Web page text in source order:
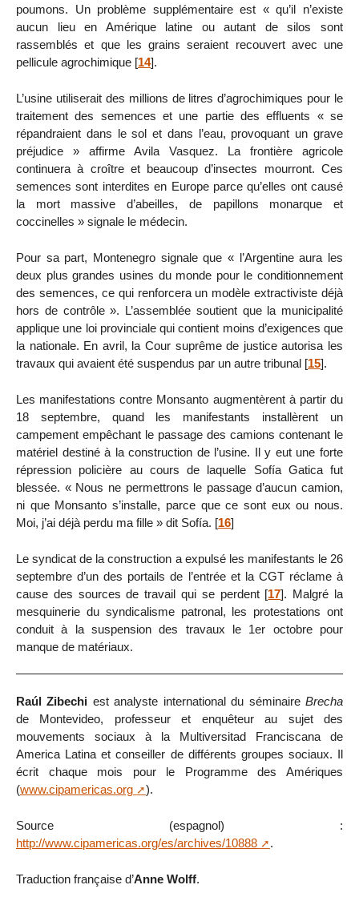
poumons. Un problème supplémentaire est « qu’il n’existe
aucun lieu en Amérique latine ou autant de silos sont
rassemblés et que les grains seraient recouvert avec une
pellicule agrochimique [14].
L’usine utiliserait des millions de litres d’agrochimiques pour le
traitement des semences et une partie des effluents « se
répandraient dans le sol et dans l’eau, provoquant un grave
préjudice » affirme Avila Vasquez. La frontière agricole
continuera à croître et beaucoup d’insectes mourront. Ces
semences sont interdites en Europe parce qu’elles ont causé
la mort massive d’abeilles, de papillons monarque et
coccinelles » signale le médecin.
Pour sa part, Montenegro signale que « l’Argentine aura les
deux plus grandes usines du monde pour le conditionnement
des semences, ce qui renforcera un modèle extractiviste déjà
hors de contrôle ». L’assemblée soutient que la municipalité
applique une loi provinciale qui contient moins d’exigences que
la nationale. En avril, la Cour suprême de justice autorisa les
travaux qui avaient été suspendus par un autre tribunal [15].
Les manifestations contre Monsanto augmentèrent à partir du
18 septembre, quand les manifestants installèrent un
campement empêchant le passage des camions contenant le
matériel destiné à la construction de l’usine. Il y eut une forte
répression policière au cours de laquelle Sofía Gatica fut
blessée. « Nous ne permettrons le passage d’aucun camion,
ni que Monsanto s’installe, parce que ce sont eux ou nous.
Moi, j’ai déjà perdu ma fille » dit Sofía. [16]
Le syndicat de la construction a expulsé les manifestants le 26
septembre d’un des portails de l’entrée et la CGT réclame à
cause des sources de travail qui se perdent[17]. Malgré la
mesquinerie du syndicalisme patronal, les protestations ont
conduit à la suspension des travaux le 1er octobre pour
manque de matériaux.
Raúl Zibechi est analyste international du séminaireBrecha
de Montevideo, professeur et enquêteur au sujet des
mouvements sociaux à la Multiversitad Franciscana de
America Latina et conseiller de différents groupes sociaux. Il
écrit chaque mois pour le Programme des Amériques
(www.cipamericas.org ).
Source (espagnol) :
http://www.cipamericas.org/es/archives/10888
.
Traduction française d’Anne Wolff.